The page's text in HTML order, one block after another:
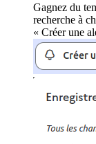
Gagnez du
recherche à
« Créer une